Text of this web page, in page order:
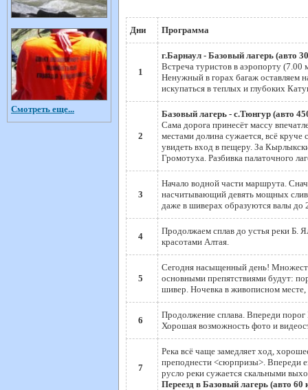
Смотреть еще...
Дни Программа
1
г.Барнаул - Базовый лагерь (авто
Встреча туристов в аэропорту (7.00
Ненужный в горах багаж оставляем
искупаться в теплых и глубоких
2
Базовый лагерь - с.Тюнгур (авто
Сама дорога принесёт массу
местами долина сужается, всё
увидеть вход в пещеру. За
Громотуха. Разбивка палаточного
3
Начало водной части маршрута.
насчитывающий девять мощных
даже в шиверах образуются валы до
4
Продолжаем сплав до устья реки Б.
красотами Алтая.
5
Сегодня насыщенный день!
основными препятствиями будут:
шивер. Ночевка в живописном
6
Продолжение сплава. Впереди
Хорошая возможность фото и
7
Река всё чаще замедляет ход,
преподнести <сюрпризы>. Впереди
русло реки сужается скальными
Переезд в Базовый лагерь (авто